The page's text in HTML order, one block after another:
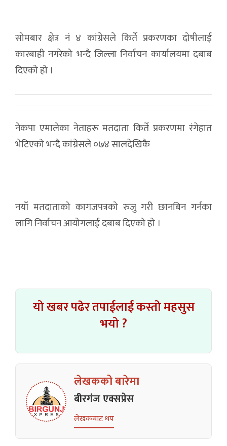
सोमबार क्षेत्र नं ४ कांग्रेसले किर्ते प्रकरणका दोषीलाई
कारबाही नगरेको भन्दै जिल्ला निर्वाचन कार्यालयमा दबाब
दिएको हो ।
नेकपा एमालेका नेताहरू मतदाता किर्ते प्रकरणमा रंगेहात
भेटिएको भन्दै कांग्रेसले ०७४ सालदेखिकै
नयाँ मतदाताको कागजपत्रको रुजु गरी छानबिन गर्नका
लागि निर्वाचन आयोगलाई दबाब दिएको हो ।
यो खबर पढेर तपाईलाई कस्तो महसुस
भयो ?
लेखकको बारेमा
बीरगंज एक्सप्रेस
लेखकबाट थप